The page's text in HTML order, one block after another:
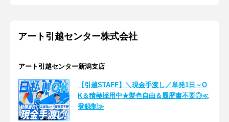
アート引越センター株式会社
アート引越センター新潟支店
【引越STAFF】＼現金手渡し／単発1日～O
K＆積極採用中★髪色自由＆履歴書不要◎≪
登録制≫